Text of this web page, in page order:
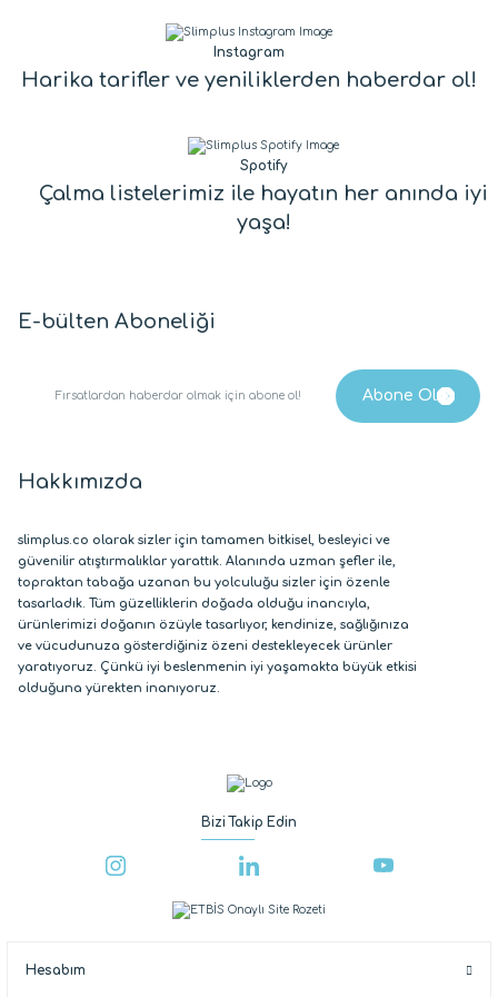
Instagram
Harika tarifler ve yeniliklerden haberdar ol!
Spotify
Çalma listelerimiz ile hayatın her anında iyi
yaşa!
E-bülten Aboneliği
Hakkımızda
slimplus.co olarak sizler için tamamen bitkisel, besleyici ve
güvenilir atıştırmalıklar yarattık. Alanında uzman şefler ile,
topraktan tabağa uzanan bu yolculuğu sizler için özenle
tasarladık. Tüm güzelliklerin doğada olduğu inancıyla,
ürünlerimizi doğanın özüyle tasarlıyor, kendinize, sağlığınıza
ve vücudunuza gösterdiğiniz özeni destekleyecek ürünler
yaratıyoruz. Çünkü iyi beslenmenin iyi yaşamakta büyük etkisi
olduğuna yürekten inanıyoruz.
Bizi Takip Edin
Hesabım